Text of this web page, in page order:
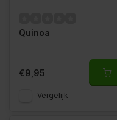
Quinoa
€9,95
Vergelijk